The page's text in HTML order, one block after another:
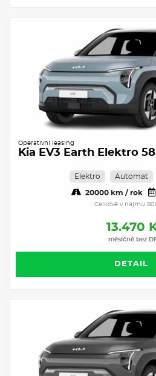
Operativní leasing
Kia EV3 Earth Elektro
Elektro Automat
20000 km / rok
Celkově v nájmu
13.470
měsíčně bez
DETAIL